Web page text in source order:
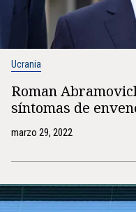
Ucrania
Roman
síntomas de
marzo 29, 2022